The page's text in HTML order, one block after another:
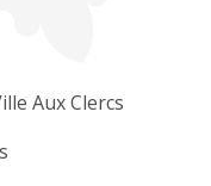
Aux Clercs